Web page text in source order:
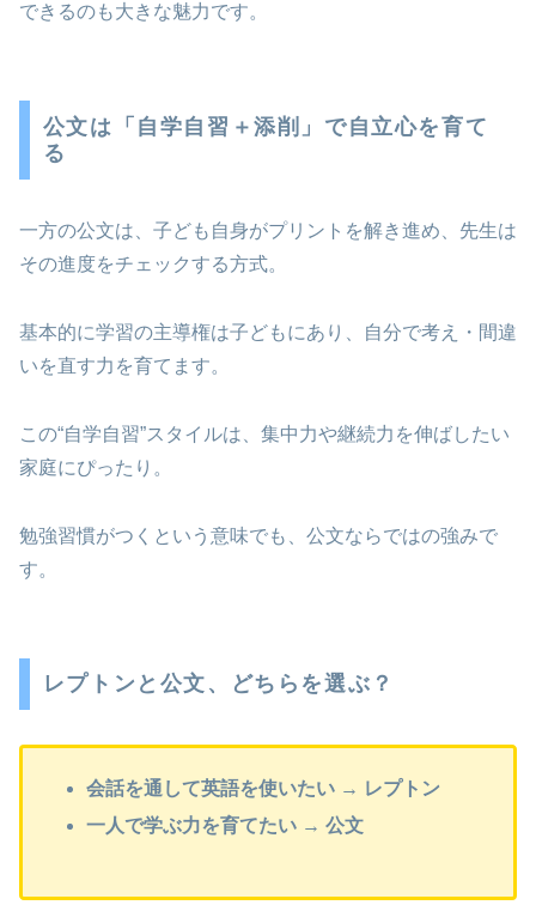
できるのも大きな魅力です。
公文は「自学自習＋添削」で自立心を育て
る
一方の公文は、子ども自身がプリントを解き進め、先生は
その進度をチェックする方式。
基本的に学習の主導権は子どもにあり、自分で考え・間違
いを直す力を育てます。
この“自学自習”スタイルは、集中力や継続力を伸ばしたい
家庭にぴったり。
勉強習慣がつくという意味でも、公文ならではの強みで
す。
レプトンと公文、どちらを選ぶ？
会話を通して英語を使いたい → レプトン
一人で学ぶ力を育てたい → 公文